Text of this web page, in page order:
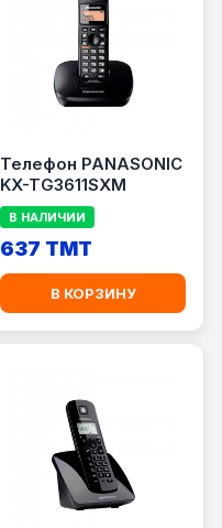
Телефон PANASONIC
KX-TG3611SXM
В НАЛИЧИИ
637 TMT
В КОРЗИНУ